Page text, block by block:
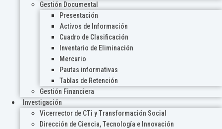
Gestión Documental
Presentación
Activos de Información
Cuadro de Clasificación
Inventario de Eliminación
Mercurio
Pautas informativas
Tablas de Retención
Gestión Financiera
Investigación
Vicerrector de CTi y Transformación Social
Dirección de Ciencia, Tecnología e Innovación